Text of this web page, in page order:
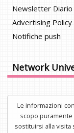
Newsletter Diario
Advertising Policy
Notifiche push
Network
Le informazioni
scopo
sostituirsi alla